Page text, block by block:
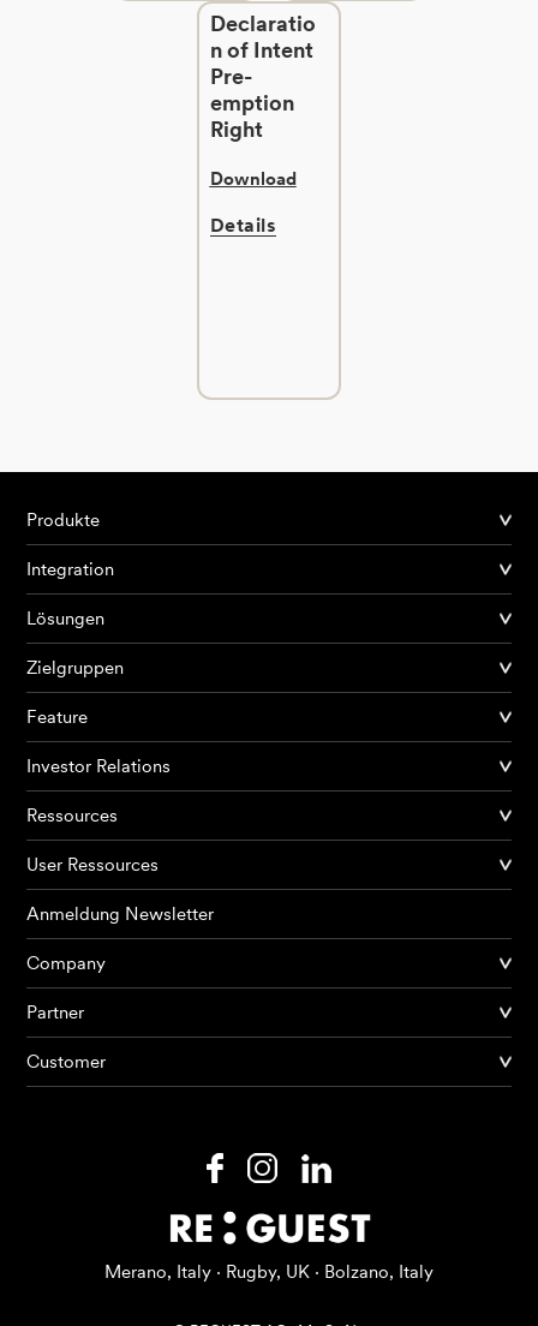
Produkte
KI Agents
Ressourcen
Declaratio
n of Intent
Pre-
emption
Right
Download
Details
Produkte
Integration
Lösungen
Zielgruppen
Feature
Investor Relations
Ressources
User Ressources
Anmeldung Newsletter
Company
Partner
Customer
Merano, Italy · Rugby, UK · Bolzano, Italy